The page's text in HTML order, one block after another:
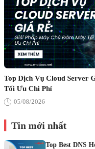
Top Dịch Vụ Cloud Server
Tối Ưu Chi Phí
05/08/2026
Tin mới nhất
Top Best DNS